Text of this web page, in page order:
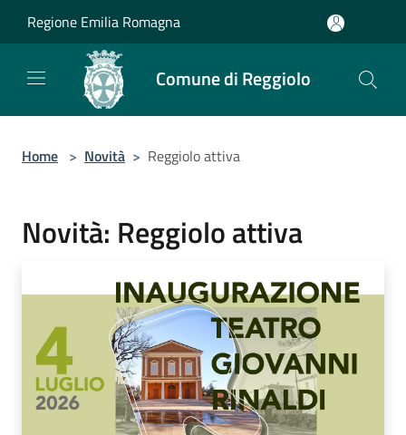
Regione Emilia Romagna
Comune di Reggiolo
Home > Novità > Reggiolo attiva
Novità: Reggiolo attiva